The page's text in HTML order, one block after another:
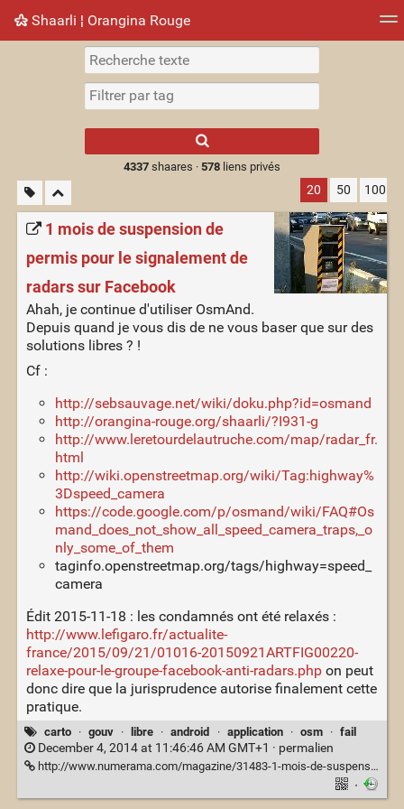
Shaarli ¦ Orangina Rouge
Nuage de tags Mur d'images
results.
4337shaares · 578liens privés
20 50 100
1 mois de suspension de
permis pour le signalement de
radars sur Facebook
Ahah, je continue d'utiliser OsmAnd.
Depuis quand je vous dis de ne vous baser que sur des
solutions libres ? !
Cf :
http://sebsauvage.net/wiki/doku.php?id=osmand
http://orangina-rouge.org/shaarli/?I931-g
http://www.leretourdelautruche.com/map/radar_fr.
html
http://wiki.openstreetmap.org/wiki/Tag:highway%
3Dspeed_camera
https://code.google.com/p/osmand/wiki/FAQ#Os
mand_does_not_show_all_speed_camera_traps,_o
nly_some_of_them
taginfo.openstreetmap.org/tags/highway=speed_
camera
Édit 2015-11-18 : les condamnés ont été relaxés :
http://www.lefigaro.fr/actualite-
france/2015/09/21/01016-20150921ARTFIG00220-
relaxe-pour-le-groupe-facebook-anti-radars.phpon peut
donc dire que la jurisprudence autorise finalement cette
pratique.
carto · gouv · libre · android · application · osm · fail
December 4, 2014 at 11:46:46 AM GMT+1 · permalien
http://www.numerama.com/magazine/31483-1-mois-de-suspension-de-permis-pour-le-signalement-de-radars-sur-facebook.html
·